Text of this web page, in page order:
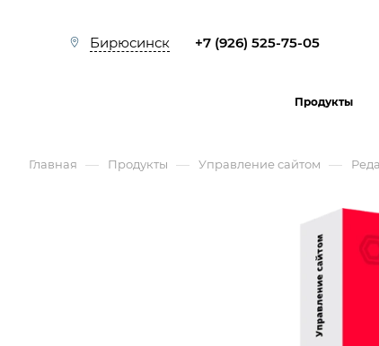
Бирюсинск +7 (926) 525-75-05
Продукты
Главная — Продукты — Управление сайтом —